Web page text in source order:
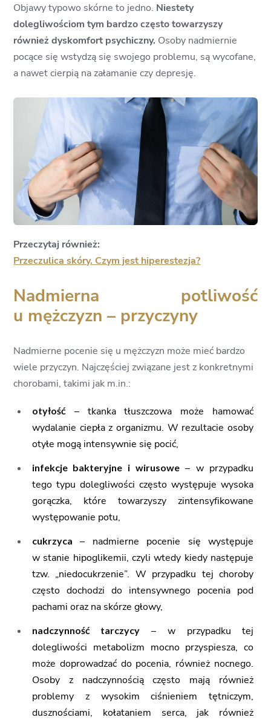
Objawy typowo skórne to jedno. Niestety
dolegliwościom tym bardzo często towarzyszy
również dyskomfort psychiczny. Osoby nadmiernie
pocące się wstydzą się swojego problemu, są wycofane,
a nawet cierpią na załamanie czy depresję.
Przeczytaj również:
Przeczulica skóry. Czym jest hiperestezja?
Nadmierna potliwość
u mężczyzn – przyczyny
Nadmierne pocenie się u mężczyzn może mieć bardzo
wiele przyczyn. Najczęściej związane jest z konkretnymi
chorobami, takimi jak m.in.:
otyłość
– tkanka tłuszczowa może hamować
wydalanie ciepła z organizmu. W rezultacie osoby
otyłe mogą intensywnie się pocić,
infekcje bakteryjne i wirusowe – w przypadku
tego typu dolegliwości często występuje wysoka
gorączka, które towarzyszy zintensyfikowane
występowanie potu,
cukrzyca
– nadmierne pocenie się występuje
w stanie hipoglikemii, czyli wtedy kiedy następuje
tzw. „niedocukrzenie”. W przypadku tej choroby
często dochodzi do intensywnego pocenia pod
pachami oraz na skórze głowy,
nadczynność tarczycy
– w przypadku tej
dolegliwości metabolizm mocno przyspiesza, co
może doprowadzać do pocenia, również nocnego.
Osoby z nadczynnością często mają również
problemy z wysokim ciśnieniem tętniczym,
dusznościami, kołataniem serca, jak również